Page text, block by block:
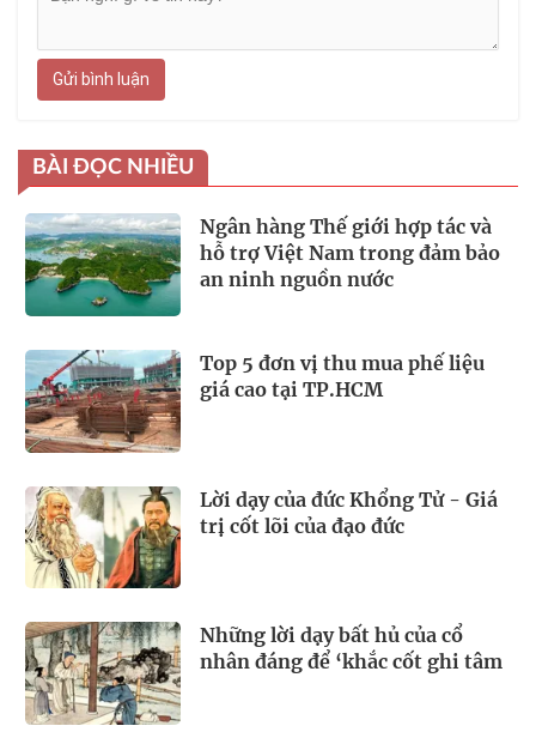
Gửi bình luận
BÀI ĐỌC NHIỀU
Ngân hàng Thế giới hợp tác và
hỗ trợ Việt Nam trong đảm bảo
an ninh nguồn nước
Top 5 đơn vị thu mua phế liệu
giá cao tại TP.HCM
Lời dạy của đức Khổng Tử - Giá
trị cốt lõi của đạo đức
Những lời dạy bất hủ của cổ
nhân đáng để ‘khắc cốt ghi tâm